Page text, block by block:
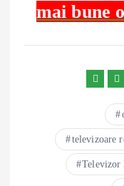
mai bune
televizoare
Televizor